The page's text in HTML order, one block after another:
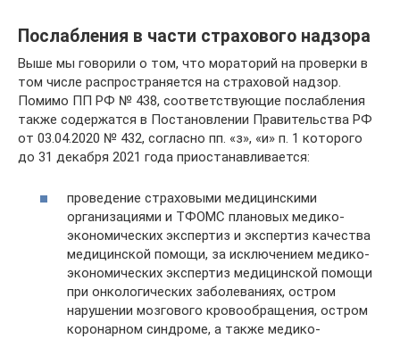
Послабления в части страхового надзора
Выше мы говорили о том, что мораторий на проверки в
том числе распространяется на страховой надзор.
Помимо ПП РФ № 438, соответствующие послабления
также содержатся в Постановлении Правительства РФ
от 03.04.2020 № 432, согласно пп. «з», «и» п. 1 которого
до 31 декабря 2021 года приостанавливается:
проведение страховыми медицинскими
организациями и ТФОМС плановых медико-
экономических экспертиз и экспертиз качества
медицинской помощи, за исключением медико-
экономических экспертиз медицинской помощи
при онкологических заболеваниях, остром
нарушении мозгового кровообращения, остром
коронарном синдроме, а также медико-